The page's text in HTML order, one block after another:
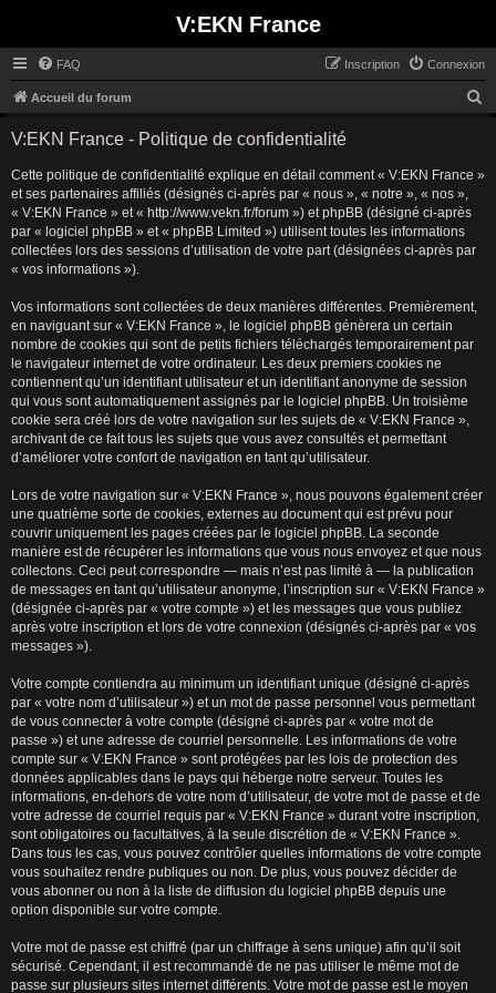
V:EKN France
FAQ Connexion
Inscription
Accueil du forum
V:EKN France - Politique de confidentialité
Cette politique de confidentialité explique en détail comment « V:EKN France »
et ses partenaires affiliés (désignés ci-après par « nous », « notre », « nos »,
« V:EKN France » et « http://www.vekn.fr/forum ») et phpBB (désigné ci-après
par « logiciel phpBB » et « phpBB Limited ») utilisent toutes les informations
collectées lors des sessions d’utilisation de votre part (désignées ci-après par
« vos informations »).
Vos informations sont collectées de deux manières différentes. Premièrement,
en naviguant sur « V:EKN France », le logiciel phpBB génèrera un certain
nombre de cookies qui sont de petits fichiers téléchargés temporairement par
le navigateur internet de votre ordinateur. Les deux premiers cookies ne
contiennent qu’un identifiant utilisateur et un identifiant anonyme de session
qui vous sont automatiquement assignés par le logiciel phpBB. Un troisième
cookie sera créé lors de votre navigation sur les sujets de « V:EKN France »,
archivant de ce fait tous les sujets que vous avez consultés et permettant
d’améliorer votre confort de navigation en tant qu’utilisateur.
Lors de votre navigation sur « V:EKN France », nous pouvons également créer
une quatrième sorte de cookies, externes au document qui est prévu pour
couvrir uniquement les pages créées par le logiciel phpBB. La seconde
manière est de récupérer les informations que vous nous envoyez et que nous
collectons. Ceci peut correspondre — mais n’est pas limité à — la publication
de messages en tant qu’utilisateur anonyme, l’inscription sur « V:EKN France »
(désignée ci-après par « votre compte ») et les messages que vous publiez
après votre inscription et lors de votre connexion (désignés ci-après par « vos
messages »).
Votre compte contiendra au minimum un identifiant unique (désigné ci-après
par « votre nom d’utilisateur ») et un mot de passe personnel vous permettant
de vous connecter à votre compte (désigné ci-après par « votre mot de
passe ») et une adresse de courriel personnelle. Les informations de votre
compte sur « V:EKN France » sont protégées par les lois de protection des
données applicables dans le pays qui héberge notre serveur. Toutes les
informations, en-dehors de votre nom d’utilisateur, de votre mot de passe et de
votre adresse de courriel requis par « V:EKN France » durant votre inscription,
sont obligatoires ou facultatives, à la seule discrétion de « V:EKN France ».
Dans tous les cas, vous pouvez contrôler quelles informations de votre compte
vous souhaitez rendre publiques ou non. De plus, vous pouvez décider de
vous abonner ou non à la liste de diffusion du logiciel phpBB depuis une
option disponible sur votre compte.
Votre mot de passe est chiffré (par un chiffrage à sens unique) afin qu’il soit
sécurisé. Cependant, il est recommandé de ne pas utiliser le même mot de
passe sur plusieurs sites internet différents. Votre mot de passe est le moyen